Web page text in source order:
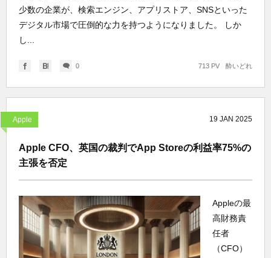
少数の企業が、検索エンジン、アプリストア、SNSといった
デジタル市場で圧倒的な力を持つようになりました。 しか
し...
0 酔いどれ
713 PV
Apple 19 JAN 2025
Apple CFO、英国の裁判でApp Storeの利益率75%の
主張を否定
Appleの最
高財務責
任者
（CFO）